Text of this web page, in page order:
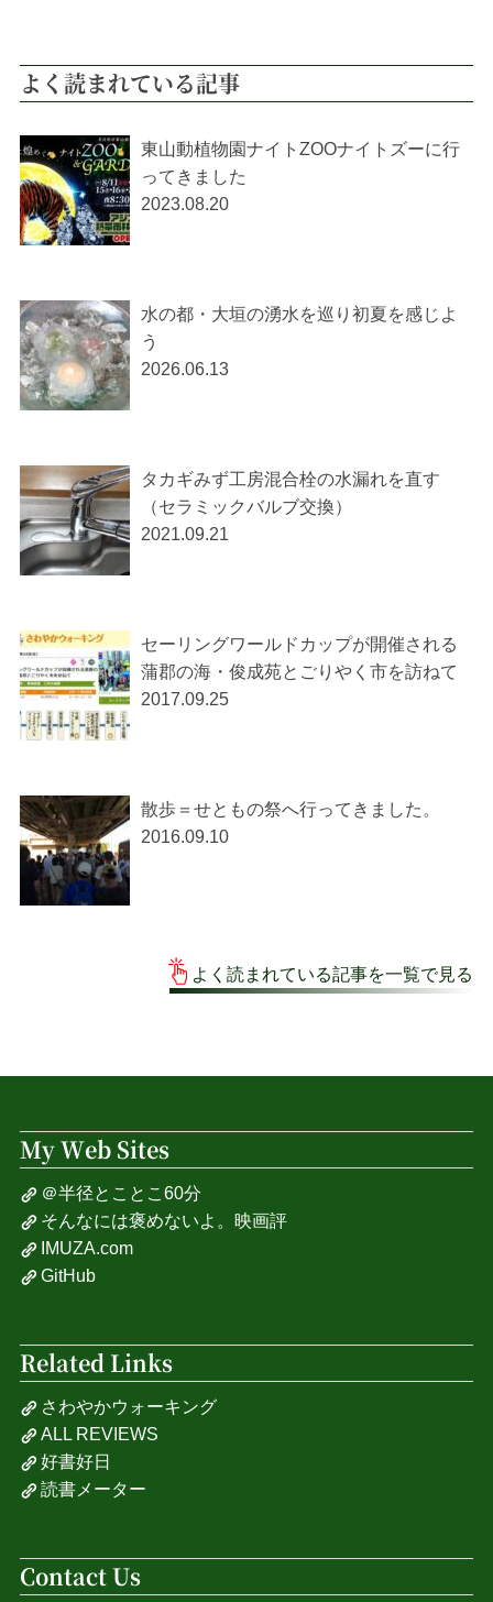
よく読まれている記事
東山動植物園ナイトZOOナイトズーに行
ってきました
2023.08.20
水の都・大垣の湧水を巡り初夏を感じよ
う
2026.06.13
タカギみず工房混合栓の水漏れを直す
（セラミックバルブ交換）
2021.09.21
セーリングワールドカップが開催される
蒲郡の海・俊成苑とごりやく市を訪ねて
2017.09.25
散歩＝せともの祭へ行ってきました。
2016.09.10
よく読まれている記事を一覧で見る
My Web Sites
＠半径とことこ60分
そんなには褒めないよ。映画評
IMUZA.com
GitHub
Related Links
さわやかウォーキング
ALL REVIEWS
好書好日
読書メーター
Contact Us